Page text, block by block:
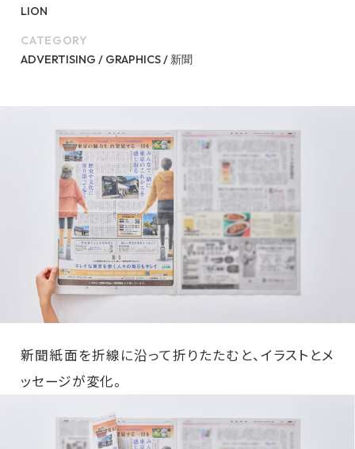
LION
CATEGORY
ADVERTISING / GRAPHICS / 新聞
新聞紙面を折線に沿って折りたたむと、イラストとメ
ッセージが変化。